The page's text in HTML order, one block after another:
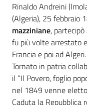
Scopri
i
contenuti
Risorse
online
Rinaldo Andreini
(Algeria), 25 febbraio
mazziniane,
fu più volte arrestato
Francia e poi ad Algeri.
Tornato in patria
il “Il Povero, foglio
nel 1849 venne
Caduta la Repubblica